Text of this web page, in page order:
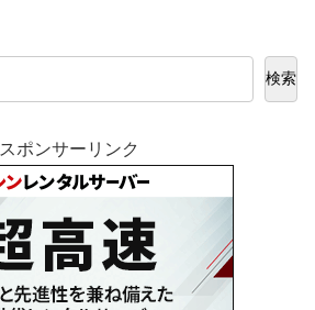
検索
スポンサーリンク